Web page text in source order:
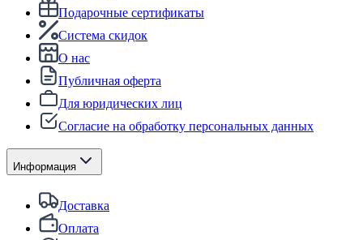
Подарочные сертификаты
Система скидок
О нас
Публичная оферта
Для юридических лиц
Согласие на обработку персональных данных
Информация
Доставка
Оплата